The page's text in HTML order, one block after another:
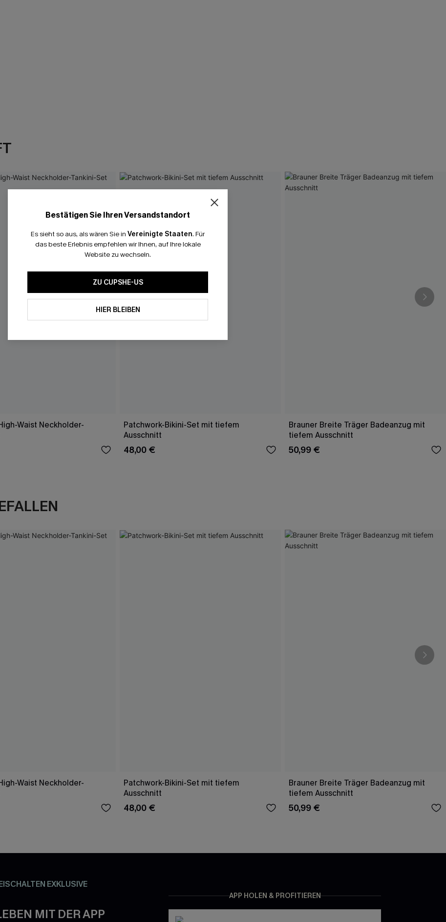
Waist Neckholder-
Patchwork-Bikini-Set mit tiefem
Ausschnitt
48,00 €
Brauner Breite Träger Badeanzug mit
tiefem Ausschnitt
50,99 €
Waist Neckholder-
Patchwork-Bikini-Set mit tiefem
Ausschnitt
48,00 €
Brauner Breite Träger Badeanzug mit
tiefem Ausschnitt
50,99 €
EXKLUSIVE
MIT DER APP
APP HOLEN & PROFITIEREN
Bestätigen Sie Ihren Versandstandort
Es sieht so aus, als wären Sie in Vereinigte Staaten. Für
das beste Erlebnis empfehlen wir Ihnen, auf Ihre lokale
Website zu wechseln.
ZU CUPSHE-US
HIER BLEIBEN